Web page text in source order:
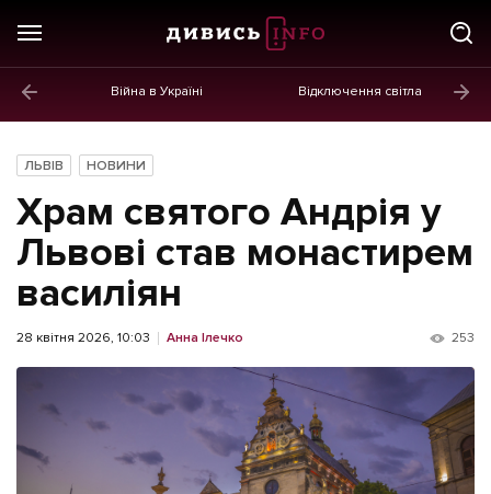
Війна в Україні Відключення світла
Новини
Політика
Економіка
Бізнес
Життя
Культура
Афіша
ЛЬВІВ НОВИНИ
Храм святого Андрія у
Львові став монастирем
василіян
28 квітня 2026, 10:03 Анна Ілечко 253